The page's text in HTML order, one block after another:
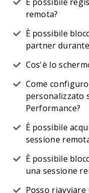
remota?
È possibile
partner
Cos'è lo
Come
personalizzato
Performance?
È possibile
sessione
È possibile
una sessione
Posso